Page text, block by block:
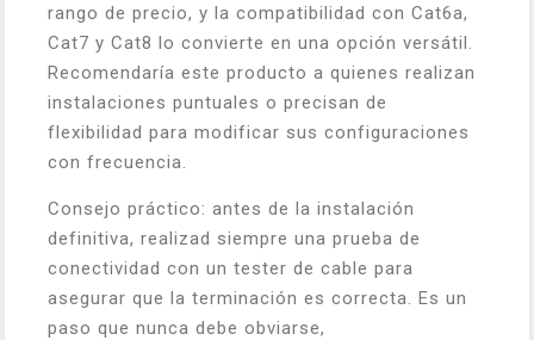
rango de precio, y la compatibilidad con Cat6a,
Cat7 y Cat8 lo convierte en una opción versátil.
Recomendaría este producto a quienes realizan
instalaciones puntuales o precisan de
flexibilidad para modificar sus configuraciones
con frecuencia.
Consejo práctico: antes de la instalación
definitiva, realizad siempre una prueba de
conectividad con un tester de cable para
asegurar que la terminación es correcta. Es un
paso que nunca debe obviarse,